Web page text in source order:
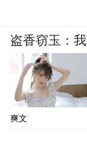
盗香窃玉：
爽文